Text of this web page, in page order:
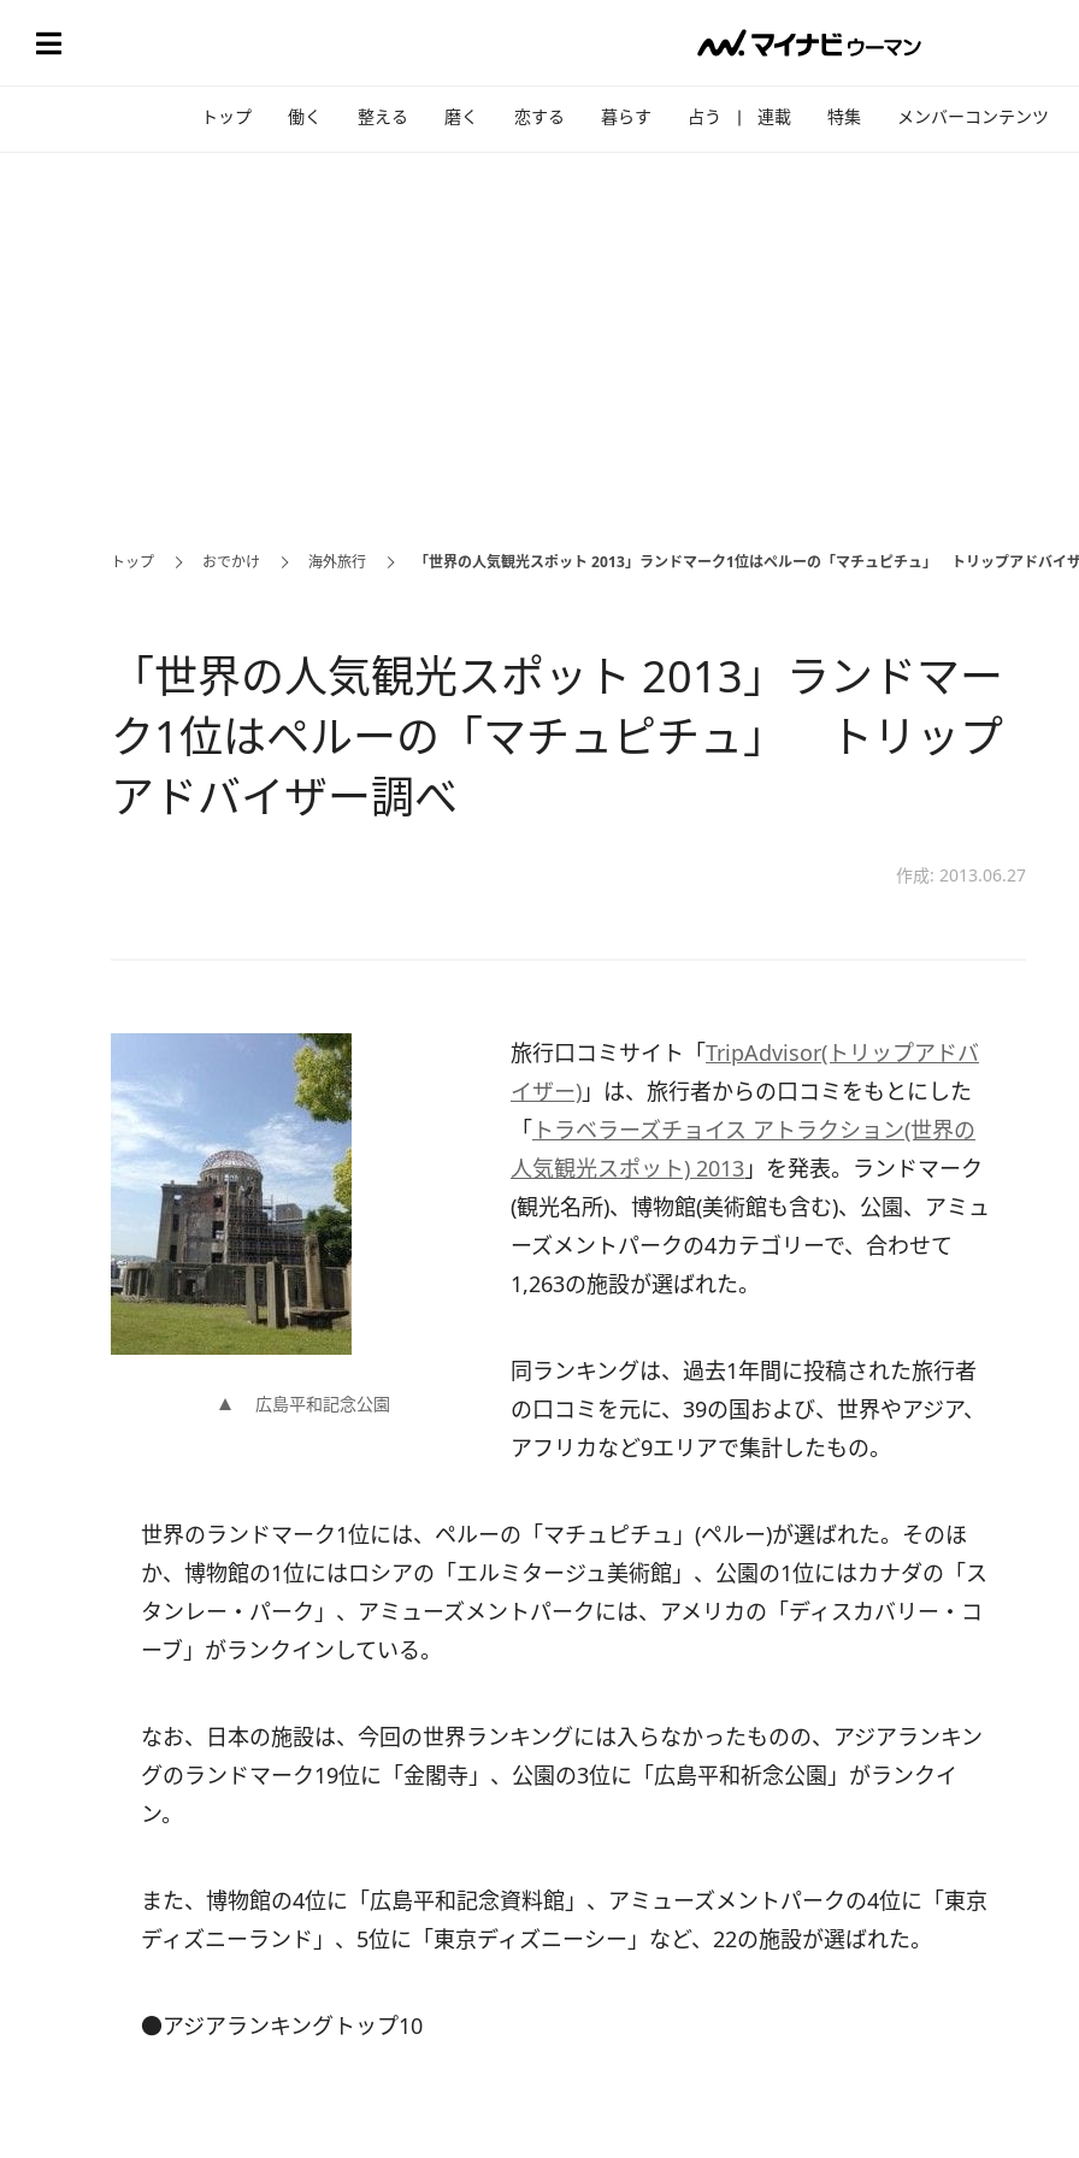
トップ 働く 整える 磨く 恋する 暮らす 占う 連載 特集 メンバーコンテンツ
トップ おでかけ 海外旅行 「世界の人気観光スポット 2013」ランドマーク1位はペルーの「マチュピチュ」 トリップアドバイ
「世界の人気観光スポット 2013」ランドマー
ク1位はペルーの「マチュピチュ」 トリップ
アドバイザー調べ
作成: 2013.06.27
広島平和記念公園
旅行口コミサイト「TripAdvisor(トリップアドバ
イザー) 」は、旅行者からの口コミをもとにした
「 トラベラーズチョイス アトラクション(世界の
人気観光スポット) 2013 」を発表。ランドマーク
(観光名所)、博物館(美術館も含む)、公園、アミュ
ーズメントパークの4カテゴリーで、合わせて
1,263の施設が選ばれた。
同ランキングは、過去1年間に投稿された旅行者
の口コミを元に、39の国および、世界やアジア、
アフリカなど9エリアで集計したもの。
世界のランドマーク1位には、ペルーの「マチュピチュ」(ペルー)が選ばれた。そのほ
か、博物館の1位にはロシアの「エルミタージュ美術館」、公園の1位にはカナダの「ス
タンレー・パーク」、アミューズメントパークには、アメリカの「ディスカバリー・コ
ーブ」がランクインしている。
なお、日本の施設は、今回の世界ランキングには入らなかったものの、アジアランキン
グのランドマーク19位に「金閣寺」、公園の3位に「広島平和祈念公園」がランクイ
ン。
また、博物館の4位に「広島平和記念資料館」、アミューズメントパークの4位に「東京
ディズニーランド」、5位に「東京ディズニーシー」など、22の施設が選ばれた。
●アジアランキングトップ10